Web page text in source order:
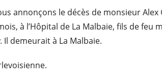
annonçons le décès de monsieur Alex
à l’Hôpital de La Malbaie, fils de feu
demeurait à La Malbaie.